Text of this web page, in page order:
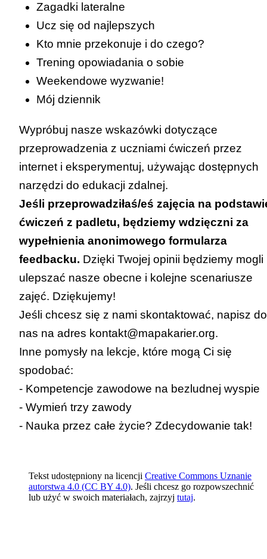
Zagadki lateralne
Ucz się od najlepszych
Kto mnie przekonuje i do czego?
Trening opowiadania o sobie
Weekendowe wyzwanie!
Mój dziennik
Wypróbuj nasze wskazówki dotyczące
przeprowadzenia z uczniami ćwiczeń przez
internet i eksperymentuj, używając dostępnych
narzędzi do edukacji zdalnej.
Jeśli przeprowadziłaś/eś zajęcia na
ćwiczeń z padletu, będziemy wdzięczni za
wypełnienia anonimowego formularza
feedbacku. Dzięki Twojej opinii będziemy mogli
ulepszać nasze obecne i kolejne scenariusze
zajęć. Dziękujemy!
Jeśli chcesz się z nami skontaktować, napisz do
nas na adres kontakt@mapakarier.org.
Inne pomysły na lekcje, które mogą Ci się
spodobać:
- Kompetencje zawodowe na bezludnej wyspie
- Wymień trzy zawody
- Nauka przez całe życie? Zdecydowanie tak!
Tekst udostępniony na licencji Creative Commons Uznanie
autorstwa 4.0 (CC BY 4.0). Jeśli chcesz go rozpowszechnić
lub użyć w swoich materiałach, zajrzyj tutaj.